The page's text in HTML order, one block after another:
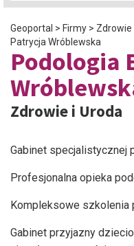
Geoportal > Firmy > Zdrowie
Patrycja Wróblewska
Podologia
Zdrowie i Uroda
Gabinet specjalistycznej
Profesjonalna opieka
Kompleksowe szkolenia
Gabinet przyjazny